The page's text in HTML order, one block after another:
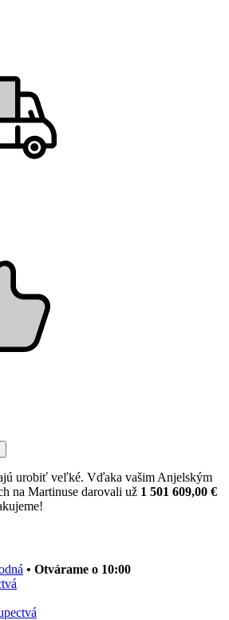
urobiť veľké. Vďaka vašim Anjelským
na Martinuse darovali už 1 501 609,00 €
• Otvárame o 10:00